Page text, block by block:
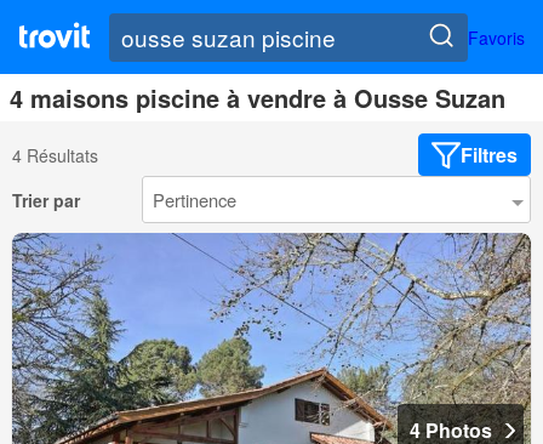
Favoris
4 maisons piscine à vendre à Ousse Suzan
4 Résultats Filtres
Trier par
4 Photos